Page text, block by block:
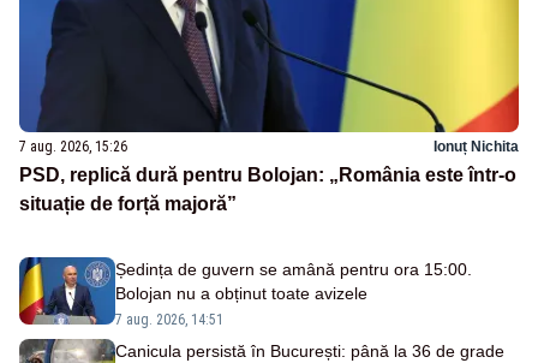
7 aug. 2026, 15:26 Ionuț Nichita
PSD, replică dură pentru Bolojan: „România este într-o
situație de forță majoră”
Ședința de guvern se amână pentru ora 15:00.
Bolojan nu a obținut toate avizele
7 aug. 2026, 14:51
Canicula persistă în București: până la 36 de grade